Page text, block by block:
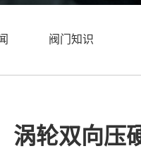
阀门知识
涡轮双向压